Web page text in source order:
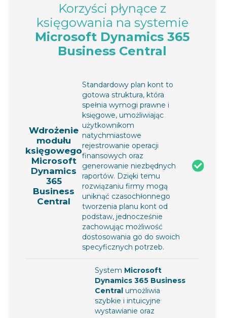
Korzyści płynące z
księgowania na systemie
Microsoft Dynamics 365
Business Central
Wdrożenie
modułu
księgowego
Microsoft
Dynamics
365
Business
Central
Standardowy plan kont to
gotowa struktura, która
spełnia wymogi prawne i
księgowe, umożliwiając
użytkownikom
natychmiastowe
rejestrowanie operacji
finansowych oraz
generowanie niezbędnych
raportów. Dzięki temu
rozwiązaniu firmy mogą
uniknąć czasochłonnego
tworzenia planu kont od
podstaw, jednocześnie
zachowując możliwość
dostosowania go do swoich
specyficznych potrzeb.
System Microsoft
Dynamics 365 Business
Central umożliwia
szybkie i intuicyjne
wystawianie oraz